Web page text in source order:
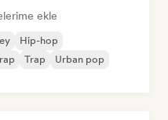
ekle
Hip-hop
Trap
Urban pop